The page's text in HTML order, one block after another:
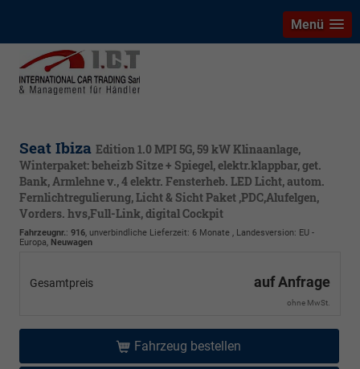
Menü
Seat Ibiza Edition 1.0 MPI 5G, 59 kW Klinaanlage,
Winterpaket: beheizb Sitze + Spiegel, elektr.klappbar, get.
Bank, Armlehne v., 4 elektr. Fensterheb. LED Licht, autom.
Fernlichtregulierung, Licht & Sicht Paket ,PDC,Alufelgen,
Vorders. hvs,Full-Link, digital Cockpit
Fahrzeugnr.: 916, unverbindliche Lieferzeit: 6 Monate , Landesversion: EU -
Europa, Neuwagen
Gesamtpreis auf Anfrage
ohne MwSt.
Fahrzeug bestellen